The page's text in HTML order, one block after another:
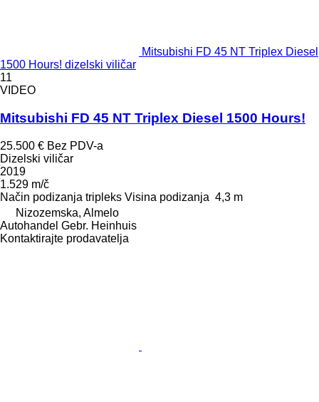
Mitsubishi FD 45 NT Triplex Diesel
1500 Hours! dizelski viličar
11
VIDEO
Mitsubishi FD 45 NT Triplex Diesel 1500 Hours!
25.500 € Bez PDV-a
Dizelski viličar
2019
1.529 m/č
Način podizanja tripleks Visina podizanja 4,3 m
Nizozemska, Almelo
Autohandel Gebr. Heinhuis
Kontaktirajte prodavatelja